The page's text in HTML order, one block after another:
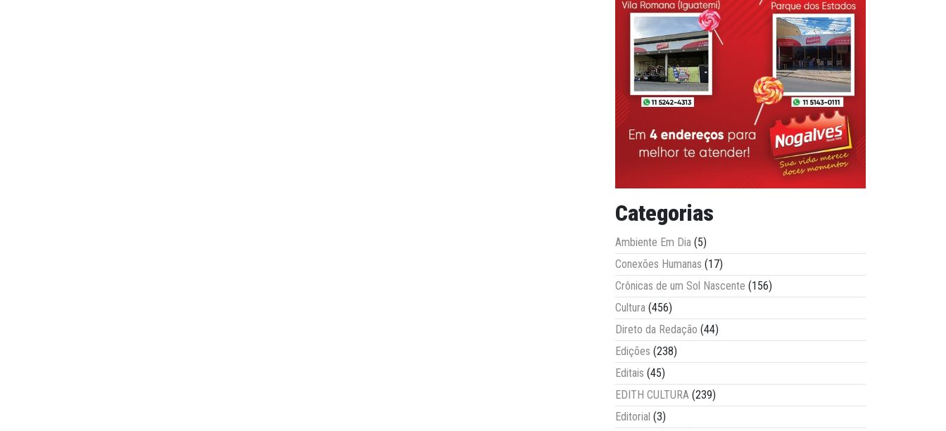
Categorias
Ambiente Em Dia (5)
Conexões Humanas (17)
Crônicas de um Sol Nascente (156)
Cultura (456)
Direto da Redação (44)
Edições (238)
Editais (45)
EDITH CULTURA (239)
Editorial (3)